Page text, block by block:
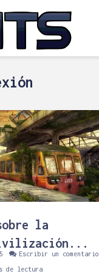
la
Escribir un comentario
de lectura